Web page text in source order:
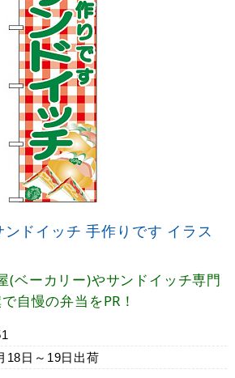
ドイッチ 手作りです イラス
(ベーカリー)やサンドイッチ専門
自慢の弁当をPR！
18日～19日 出荷